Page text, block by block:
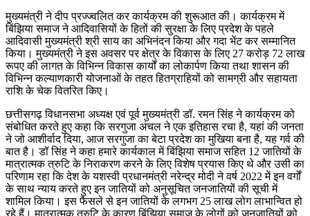
मुख्यमंत्री ने दीप प्रज्ज्वलित कर कार्यक्रम की शुरूआत की। कार्यक्रम में
बिंझिया समाज ने आदिवासियों के हितों की सुरक्षा के लिए प्रदेश के पहले
आदिवासी मुख्यमंत्री श्री साय का अभिनंदन किया और गदा भेंट कर सम्मानित
किया। मुख्यमंत्री ने इस अवसर पर क्षेत्र के विकास के लिए 27 करोड़ 72 लाख
रूपए की लागत के विभिन्न विकास कार्यों का लोकार्पण किया तथा शासन की
विभिन्न कल्याणकारी योजनाओं के तहत हितग्राहियों को सामग्री और सहायता
राशि के चेक वितरित किए।
छत्तीसगढ़ विधानसभा अध्यक्ष एवं पूर्व मुख्यमंत्री डॉ. रमन सिंह ने कार्यक्रम को
संबोधित करते हुए कहा कि सरगुजा अंचल ने एक इतिहास रचा है, यहां की जनता
ने जो आशीर्वाद दिया, आज सरगुजा का बेटा प्रदेश का मुखिया बना है, यह गर्व की
बात है। डॉ सिंह ने कहा हमारे कार्यकाल में बिंझिया समाज सहित 12 जातियों के
मात्रात्मक त्रुटि के निराकरण करने के लिए विशेष प्रयास किए थे और उसी का
परिणाम रहा कि देश के यशस्वी प्रधानमंत्री नरेन्द्र मोदी ने वर्ष 2022 में इन वर्गों
के साथ न्याय करते हुए इन जातियों को अनुसूचित जनजातियों की सूची में
शामिल किया। इस फैसले से इन जातियों के लगभग 25 लाख लोग लाभान्वित हो